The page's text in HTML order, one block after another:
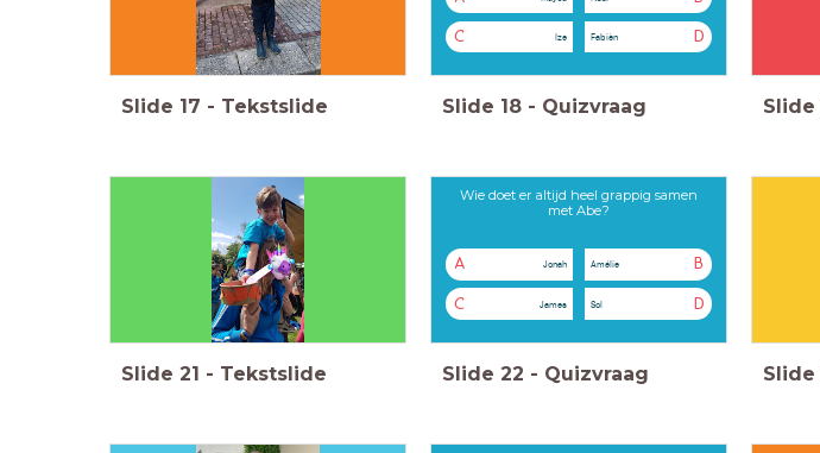
Slide 17 - Tekstslide
C Ize D
Fabièn
Slide 18 - Quizvraag Slide
Slide 21 - Tekstslide
Wie doet er altijd heel grappig samen
met Abe?
A Jonah B
Amélie
C James D
Sol
Slide 22 - Quizvraag Slide